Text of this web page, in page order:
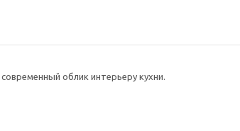
облик интерьеру кухни.